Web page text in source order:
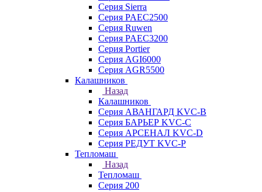
Серия Sierra
Серия PAEC2500
Серия Ruwen
Серия PAEC3200
Серия Portier
Серия AGI6000
Серия AGR5500
Калашников
Назад
Калашников
Серия АВАНГАРД KVC-B
Серия БАРЬЕР KVC-C
Серия АРСЕНАЛ KVC-D
Серия РЕДУТ KVC-P
Тепломаш
Назад
Тепломаш
Серия 200